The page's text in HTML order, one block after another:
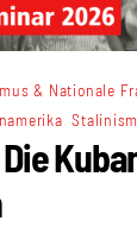
& Nationale
,